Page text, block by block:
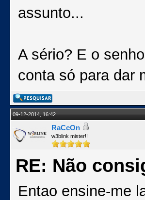
assunto...
A sério? E o
conta só para dar
09-12-2014, 16:42
RaCcOn
w3blink mister!!
RE: Não
Entao ensine-me